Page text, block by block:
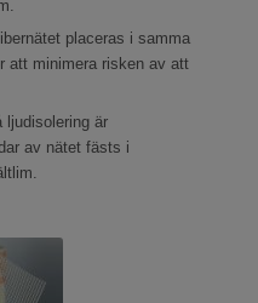
placeras i samma
att minimera risken av att
ljudisolering är
av nätet fästs i